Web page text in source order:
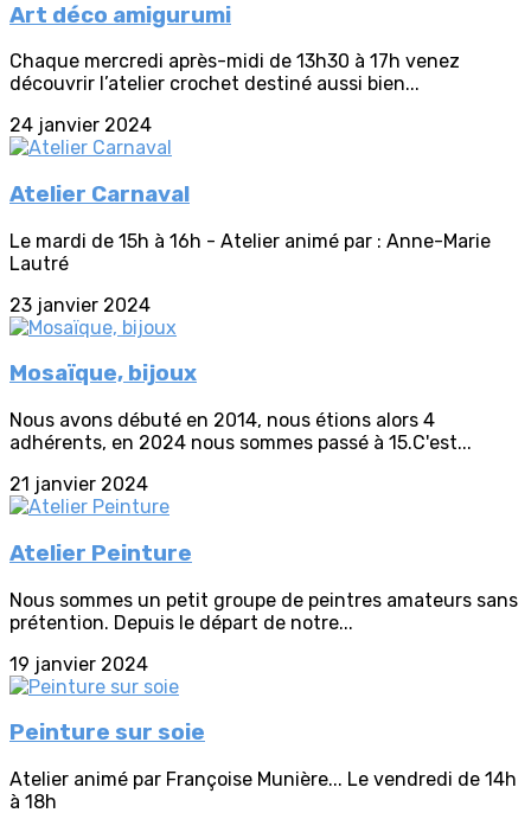
Art déco amigurumi
Chaque mercredi après-midi de 13h30 à 17h venez
découvrir l’atelier crochet destiné aussi bien...
24 janvier 2024
Atelier Carnaval
Le mardi de 15h à 16h - Atelier animé par : Anne-Marie
Lautré
23 janvier 2024
Mosaïque, bijoux
Nous avons débuté en 2014, nous étions alors 4
adhérents, en 2024 nous sommes passé à 15.C'est...
21 janvier 2024
Atelier Peinture
Nous sommes un petit groupe de peintres amateurs sans
prétention. Depuis le départ de notre...
19 janvier 2024
Peinture sur soie
Atelier animé par Françoise Munière... Le vendredi de 14h
à 18h